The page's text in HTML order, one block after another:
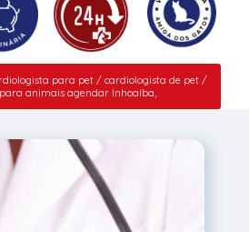
para pet
cardiologista de pet
animais agendar Inhoaíba,